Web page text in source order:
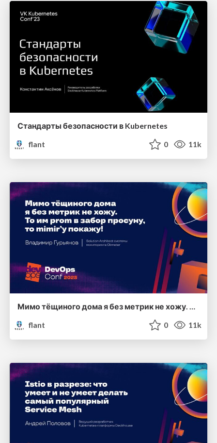
Стандарты безопасности в Kubernetes
flant
0 11k
Мимо тёщиного дома я без метрик не хожу. То им пром в забор просуну, то mimir'у покажу!
flant
0 11k